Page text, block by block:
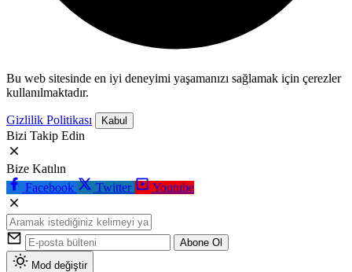
Bu web sitesinde en iyi deneyimi yaşamanızı sağlamak için çerezler
kullanılmaktadır.
Gizlilik Politikası Kabul
Bizi Takip Edin
Bize Katılın
Facebook
Twitter Youtube
Abone Ol
Mod değiştir